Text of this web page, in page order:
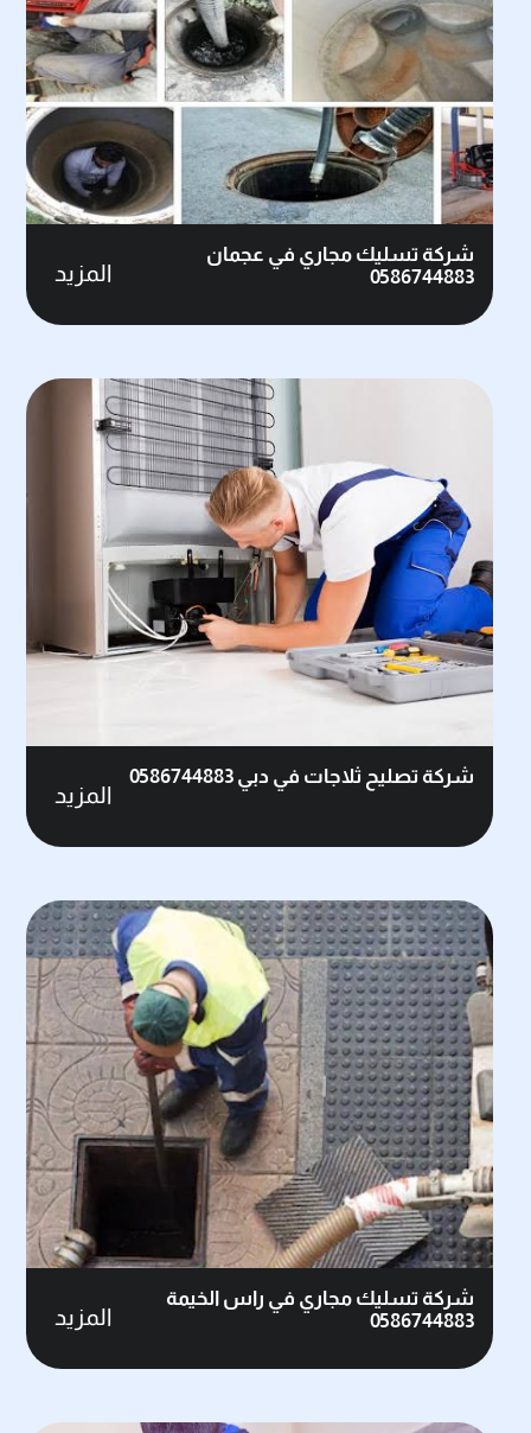
شركة تسليك مجاري في عجمان
0586744883
المزيد
شركة تصليح ثلاجات في دبي 0586744883
المزيد
شركة تسليك مجاري في راس الخيمة
0586744883
المزيد